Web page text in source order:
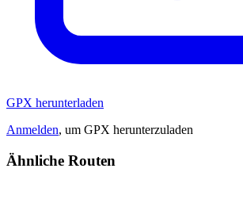
GPX herunterladen
Anmelden, um GPX herunterzuladen
Ähnliche Routen